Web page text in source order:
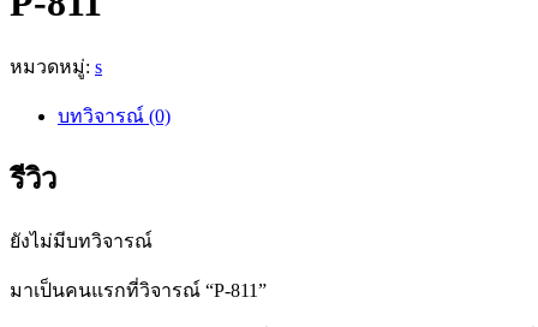
หมวดหมู่: s
บทวิจารณ์ (0)
รีวิว
ยังไม่มีบทวิจารณ์
มาเป็นคนแรกที่วิจารณ์ “P-811”